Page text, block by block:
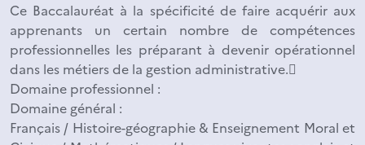
Ce Baccalauréat à la spécificité de faire acquérir aux
apprenants un certain nombre de compétences
professionnelles les préparant à devenir opérationnel
dans les métiers de la gestion administrative.
Domaine professionnel :
Domaine général :
Français / Histoire-géographie & Enseignement Moral et